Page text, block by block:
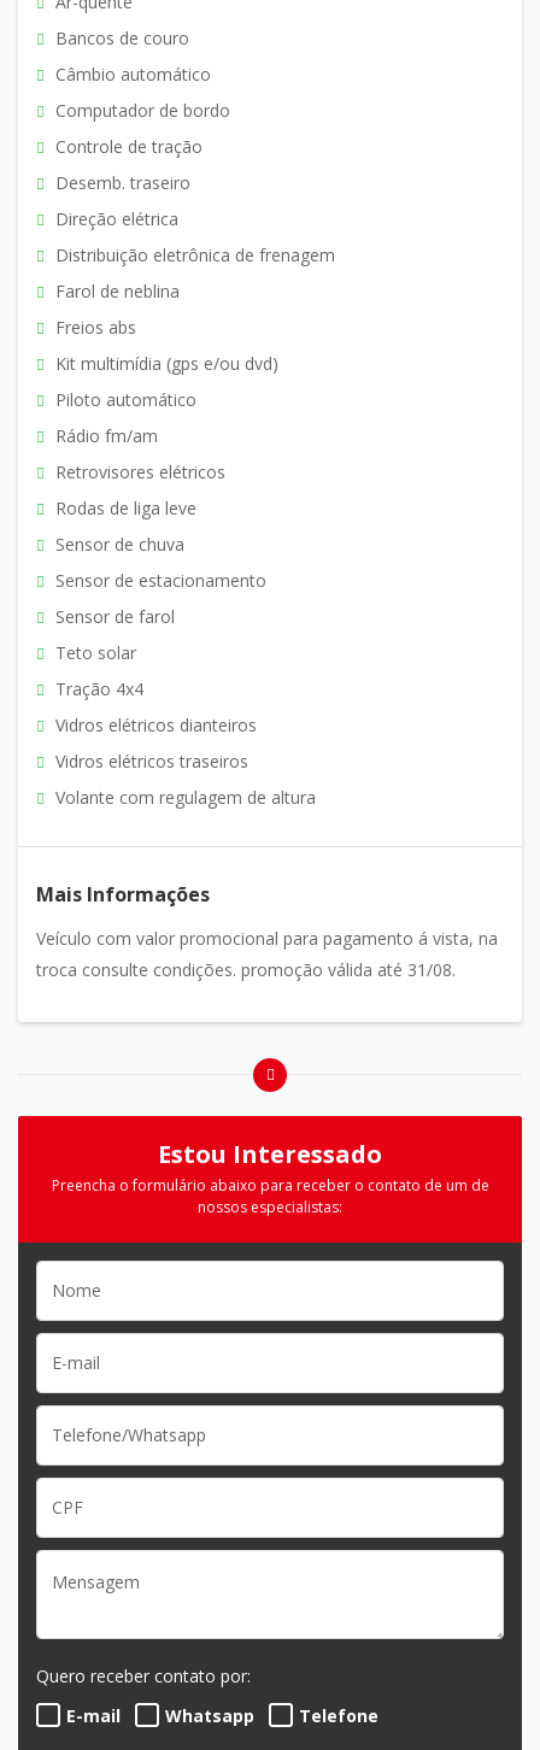
Bancos de couro
Câmbio automático
Computador de bordo
Controle de tração
Desemb. traseiro
Direção elétrica
Distribuição eletrônica de frenagem
Farol de neblina
Freios abs
Kit multimídia (gps e/ou dvd)
Piloto automático
Rádio fm/am
Retrovisores elétricos
Rodas de liga leve
Sensor de chuva
Sensor de estacionamento
Sensor de farol
Teto solar
Tração 4x4
Vidros elétricos dianteiros
Vidros elétricos traseiros
Volante com regulagem de altura
Mais Informações
Veículo com valor promocional para pagamento á vista, na
troca consulte condições. promoção válida até 31/08.
Estou Interessado
Preencha o formulário abaixo para receber o contato de um de
nossos especialistas:
Quero receber contato por:
E-mail
Whatsapp Telefone